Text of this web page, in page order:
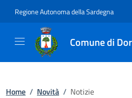
Regione Autonoma della Sardegna
Comune di
Home / Novità / Notizie